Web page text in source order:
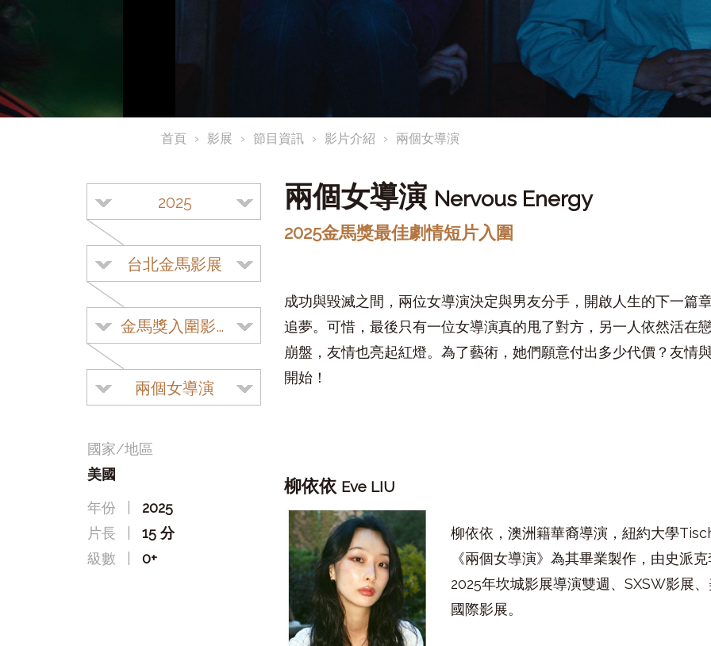
首頁 影展 節目資訊 影片介紹 兩個女導演
2025
台北金馬影展
金馬獎入圍影片
兩個女導演
國家/地區
美國
年份
2025
片長
15 分
級數
0+
兩個女導演 Nervous Energy
2025金馬獎最佳劇情短片入圍
成功與毀滅之間，兩位女導演決定與男友分手，開啟人生的下一篇
追夢。可惜，最後只有一位女導演真的甩了對方，另一人依然活在
崩盤，友情也亮起紅燈。為了藝術，她們願意付出多少代價？友情
開始！
柳依依 Eve LIU
柳依依，澳洲籍華裔導演，紐約大學
《兩個女導演》為其畢業製作，由史派
2025年坎城影展導演雙週、SXSW影展
國際影展。